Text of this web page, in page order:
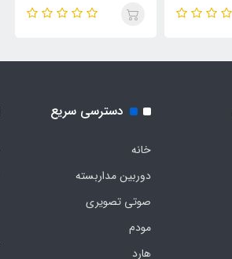
دسترسی سریع
خانه
دوربین مداربسته
صوتی تصویری
مودم
هارد